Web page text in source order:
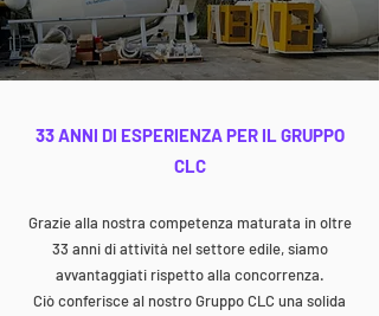
33 ANNI DI ESPERIENZA PER IL GRUPPO
CLC
Grazie alla nostra competenza maturata in oltre
33 anni di attività nel settore edile, siamo
avvantaggiati rispetto alla concorrenza.
Ciò conferisce al nostro Gruppo CLC una solida